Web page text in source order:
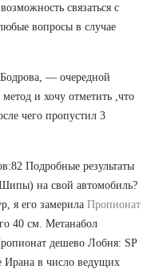
связаться с
вопросы в случае
— очередной
и хочу отметить ,что
чего пропустил 3
Подробные результаты
на свой автомобиль?
я его замерила Пропионат
40 см. Метанабол
дешево Лобня: SP
Ирана в число ведущих